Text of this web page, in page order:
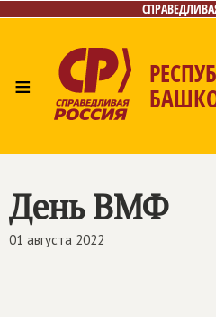
≡
Контакты
День ВМФ
01 августа 2022